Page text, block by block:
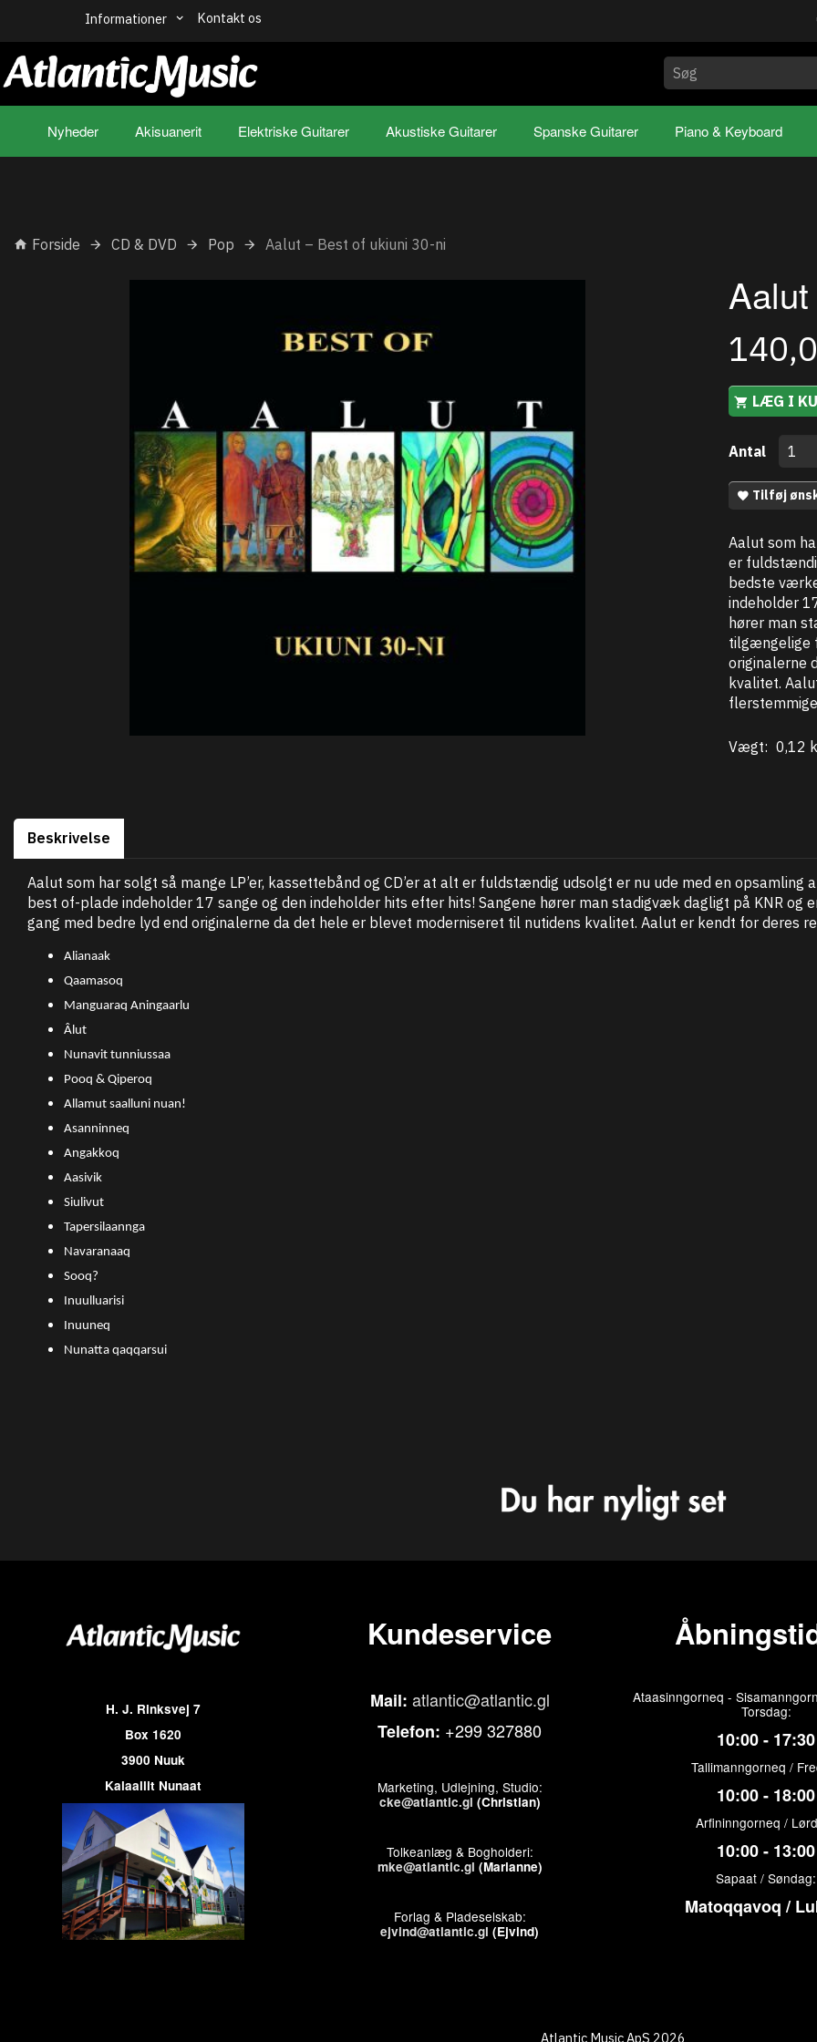
Informationer Kontakt os
Nyheder Akisuanerit Elektriske Guitarer Akustiske Guitarer Spanske Guitarer Piano & Keyboard
Forside CD & DVD Pop Aalut – Best of ukiuni 30-ni
LÆG I
Antal
Tilføj
Aalut som
er
bedste
indeholder
hører man
tilgængelige
originalerne
kvalitet.
Vægt: 0,12
Beskrivelse
Aalut som har solgt så mange LP’er, kassettebånd og CD’er at alt er fuldstændig udsolgt er nu ude med en
best of-plade indeholder 17 sange og den indeholder hits efter hits! Sangene hører man stadigvæk dagligt på KNR og
gang med bedre lyd end originalerne da det hele er blevet moderniseret til nutidens kvalitet. Aalut er kendt for deres
Alianaak
Qaamasoq
Manguaraq Aningaarlu
Âlut
Nunavit tunniussaa
Pooq & Qiperoq
Allamut saalluni nuan!
Asanninneq
Angakkoq
Aasivik
Siulivut
Tapersilaannga
Navaranaaq
Sooq?
Inuulluarisi
Inuuneq
Nunatta qaqqarsui
H. J. Rinksvej 7
Box 1620
3900 Nuuk
Kalaallit Nunaat
Kundeservice
Mail: atlantic@atlantic.gl
Telefon: +299 327880
Marketing, Udlejning, Studio:
cke@atlantic.gl (Christian)
Tolkeanlæg & Bogholderi:
mke@atlantic.gl (Marianne)
Forlag & Pladeselskab:
ejvind@atlantic.gl (Ejvind)
Ataasinngorneq -
Torsdag:
10:00 - 17:30
Tallimanngorneq /
10:00 - 18:00
Arfininngorneq /
10:00 - 13:00
Sapaat / Søndag:
Matoqqavoq /
Atlantic Music ApS 2026